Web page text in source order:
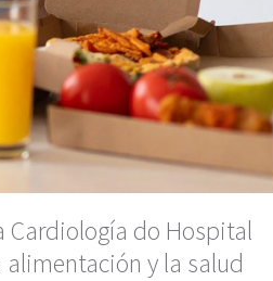
Cardiología do Hospital
y la salud